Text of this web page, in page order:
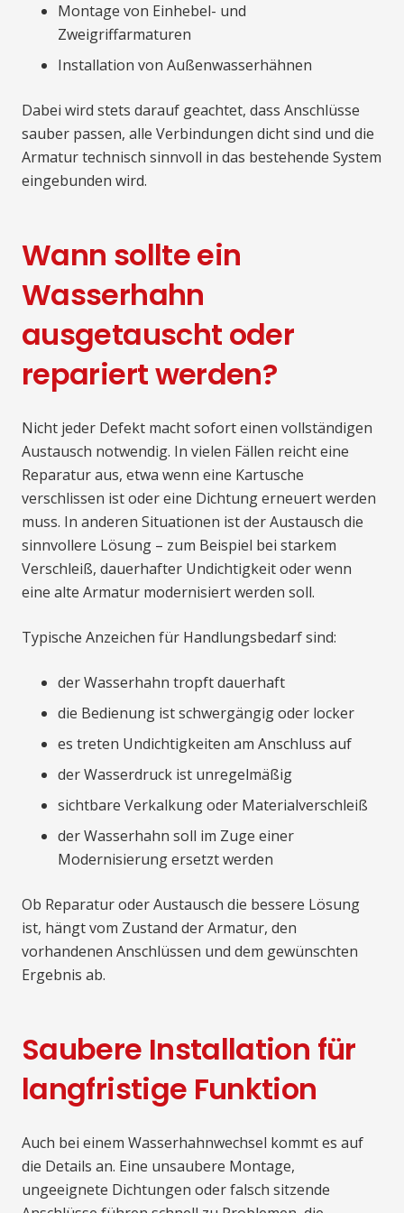
Montage von Einhebel- und
Zweigriffarmaturen
Installation von Außenwasserhähnen
Dabei wird stets darauf geachtet, dass Anschlüsse
sauber passen, alle Verbindungen dicht sind und die
Armatur technisch sinnvoll in das bestehende System
eingebunden wird.
Wann sollte ein
Wasserhahn
ausgetauscht oder
repariert werden?
Nicht jeder Defekt macht sofort einen vollständigen
Austausch notwendig. In vielen Fällen reicht eine
Reparatur aus, etwa wenn eine Kartusche
verschlissen ist oder eine Dichtung erneuert werden
muss. In anderen Situationen ist der Austausch die
sinnvollere Lösung – zum Beispiel bei starkem
Verschleiß, dauerhafter Undichtigkeit oder wenn
eine alte Armatur modernisiert werden soll.
Typische Anzeichen für Handlungsbedarf sind:
der Wasserhahn tropft dauerhaft
die Bedienung ist schwergängig oder locker
es treten Undichtigkeiten am Anschluss auf
der Wasserdruck ist unregelmäßig
sichtbare Verkalkung oder Materialverschleiß
der Wasserhahn soll im Zuge einer
Modernisierung ersetzt werden
Ob Reparatur oder Austausch die bessere Lösung
ist, hängt vom Zustand der Armatur, den
vorhandenen Anschlüssen und dem gewünschten
Ergebnis ab.
Saubere Installation für
langfristige Funktion
Auch bei einem Wasserhahnwechsel kommt es auf
die Details an. Eine unsaubere Montage,
ungeeignete Dichtungen oder falsch sitzende